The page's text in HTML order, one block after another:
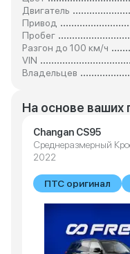
Двигатель
Привод
Пробег
Разгон до 100 км/ч
VIN
Владельцев
На основе ваших
Changan CS95
Среднеразмерный
2022
ПТС оригинал